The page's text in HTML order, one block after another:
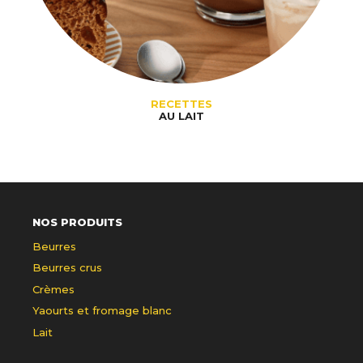
RECETTES
AU LAIT
NOS PRODUITS
Beurres
Beurres crus
Crèmes
Yaourts et fromage blanc
Lait